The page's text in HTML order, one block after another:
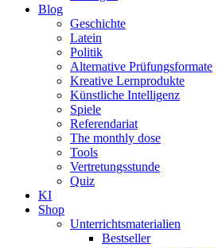
Blog
Geschichte
Latein
Politik
Alternative Prüfungsformate
Kreative Lernprodukte
Künstliche Intelligenz
Spiele
Referendariat
The monthly dose
Tools
Vertretungsstunde
Quiz
KI
Shop
Unterrichtsmaterialien
Bestseller